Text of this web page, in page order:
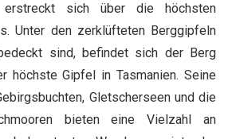
erstreckt sich über die höchsten
Unter den zerklüfteten Berggipfeln
sind, befindet sich der Berg
höchste Gipfel in Tasmanien. Seine
Gletscherseen und die
bieten eine Vielzahl an